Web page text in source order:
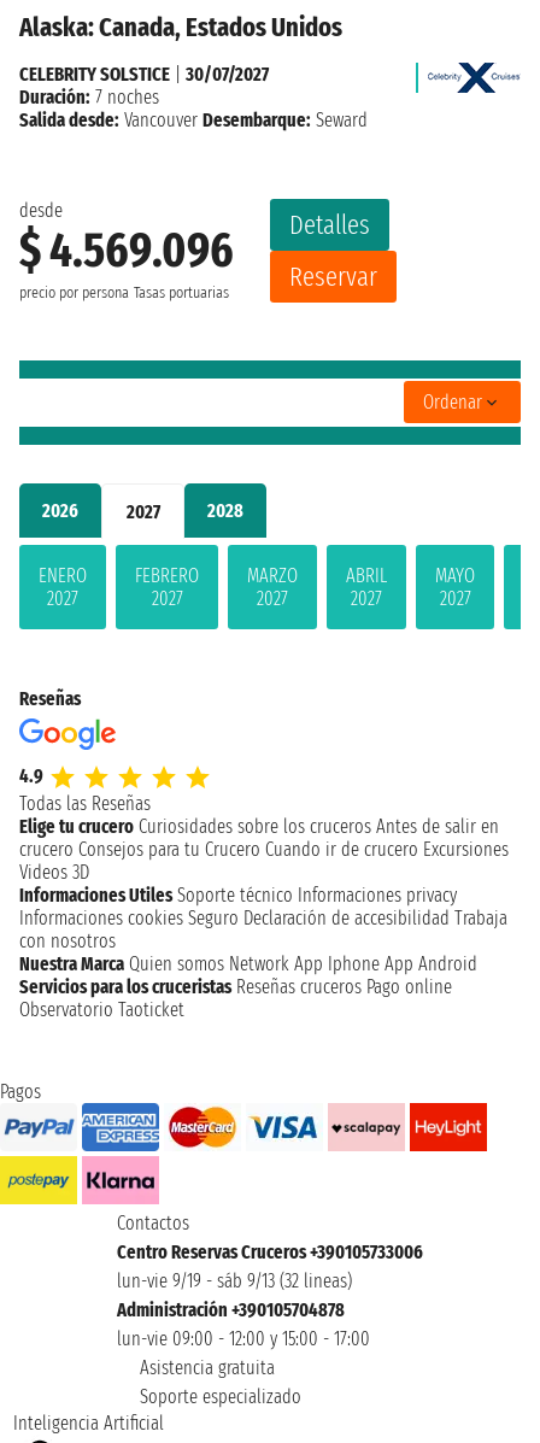
2026 2027 2028
ENERO
2027
FEBRERO
2027
MARZO
2027
ABRIL
2027
MAYO
2027
Alaska: Canada, Estados Unidos
desde
$ 4.569.096
precio por persona Tasas portuarias
Detalles
Reservar
CELEBRITY SOLSTICE
30/07/2027
Duración: 7 noches
Salida desde: Vancouver Desembarque: Seward
Ordenar
Reseñas
4.9
Todas las Reseñas
Elige tu crucero Curiosidades sobre los cruceros Antes de salir en
crucero Consejos para tu Crucero Cuando ir de crucero Excursiones
Videos 3D
Informaciones Utiles Soporte técnico Informaciones privacy
Informaciones cookies Seguro Declaración de accesibilidad Trabaja
con nosotros
Nuestra Marca Quien somos Network App Iphone App Android
Servicios para los cruceristas Reseñas cruceros Pago online
Observatorio Taoticket
Pagos
Contactos
Centro Reservas Cruceros +390105733006
lun-vie 9/19 - sáb 9/13 (32 lineas)
Administración +390105704878
lun-vie 09:00 - 12:00 y 15:00 - 17:00
Asistencia gratuita
Soporte especializado
Inteligencia Artificial